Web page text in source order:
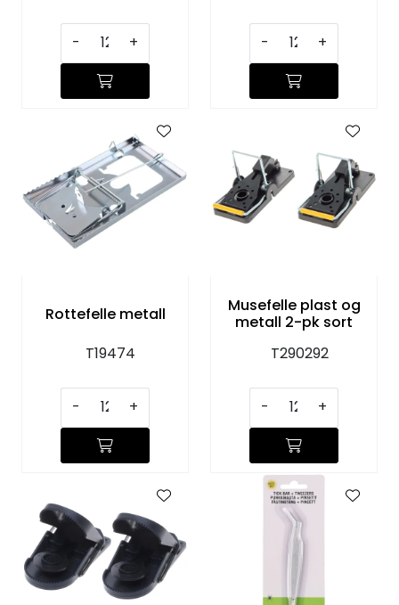
- + - +
Rottefelle metall
T19474
- +
Musefelle plast og
metall 2-pk sort
T290292
- +